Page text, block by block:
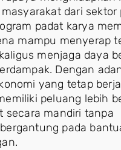
dari sektor
padat karya
mampu menyerap
menjaga daya
Dengan
yang tetap
peluang lebih
secara mandiri tanpa
pada